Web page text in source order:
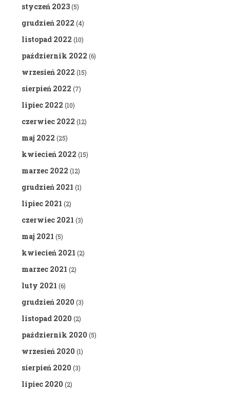
styczeń 2023(5)
grudzień 2022 (4)
listopad 2022 (10)
październik 2022 (6)
wrzesień 2022 (15)
sierpień 2022 (7)
lipiec 2022 (10)
czerwiec 2022 (12)
maj 2022 (25)
kwiecień 2022 (15)
marzec 2022 (12)
grudzień 2021 (1)
lipiec 2021 (2)
czerwiec 2021 (3)
maj 2021 (5)
kwiecień 2021 (2)
marzec 2021 (2)
luty 2021 (6)
grudzień 2020 (3)
listopad 2020 (2)
październik 2020 (5)
wrzesień 2020 (1)
sierpień 2020 (3)
lipiec 2020 (2)